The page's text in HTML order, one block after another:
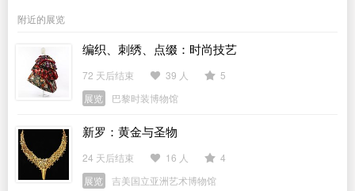
附近的展览
编织、刺绣、点缀：时尚技艺
72 天后结束 39 人
5
展览
巴黎时装博物馆
新罗：黄金与圣物
24 天后结束 16 人
4
展览
吉美国立亚洲艺术博物馆